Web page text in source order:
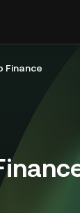
Finance